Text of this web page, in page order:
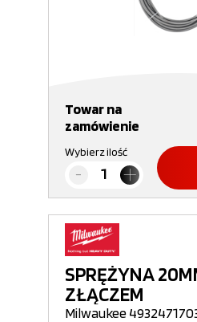
Towar na
zamówienie
Wybierz ilość
SPRĘŻYNA
ZŁĄCZEM
Milwaukee